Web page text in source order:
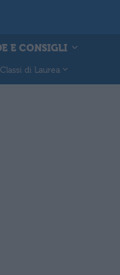
E CONSIGLI
Classi di Laurea